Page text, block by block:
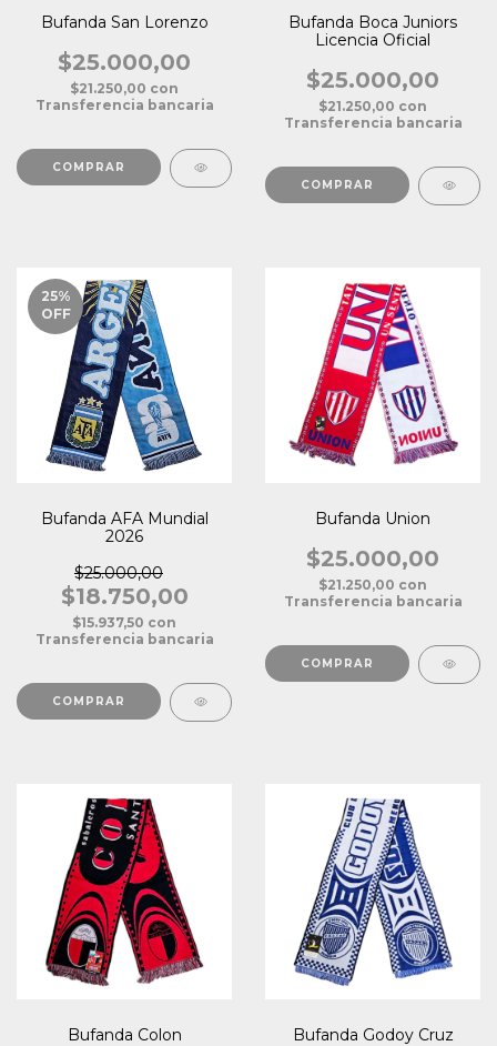
Bufanda San Lorenzo
$25.000,00
$21.250,00 con
Transferencia bancaria
COMPRAR
Bufanda Boca Juniors
Licencia Oficial
$25.000,00
$21.250,00 con
Transferencia bancaria
COMPRAR
25%
OFF
Bufanda AFA Mundial
2026
$25.000,00
$18.750,00
$15.937,50 con
Transferencia bancaria
COMPRAR
Bufanda Union
$25.000,00
$21.250,00 con
Transferencia bancaria
Bufanda Colon Bufanda Godoy Cruz